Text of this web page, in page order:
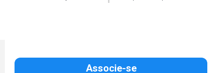
Associe-se